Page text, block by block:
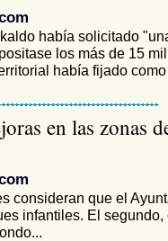
había solicitado
los más de 15
había fijado
en las zonas
consideran que el
infantiles. El segundo,